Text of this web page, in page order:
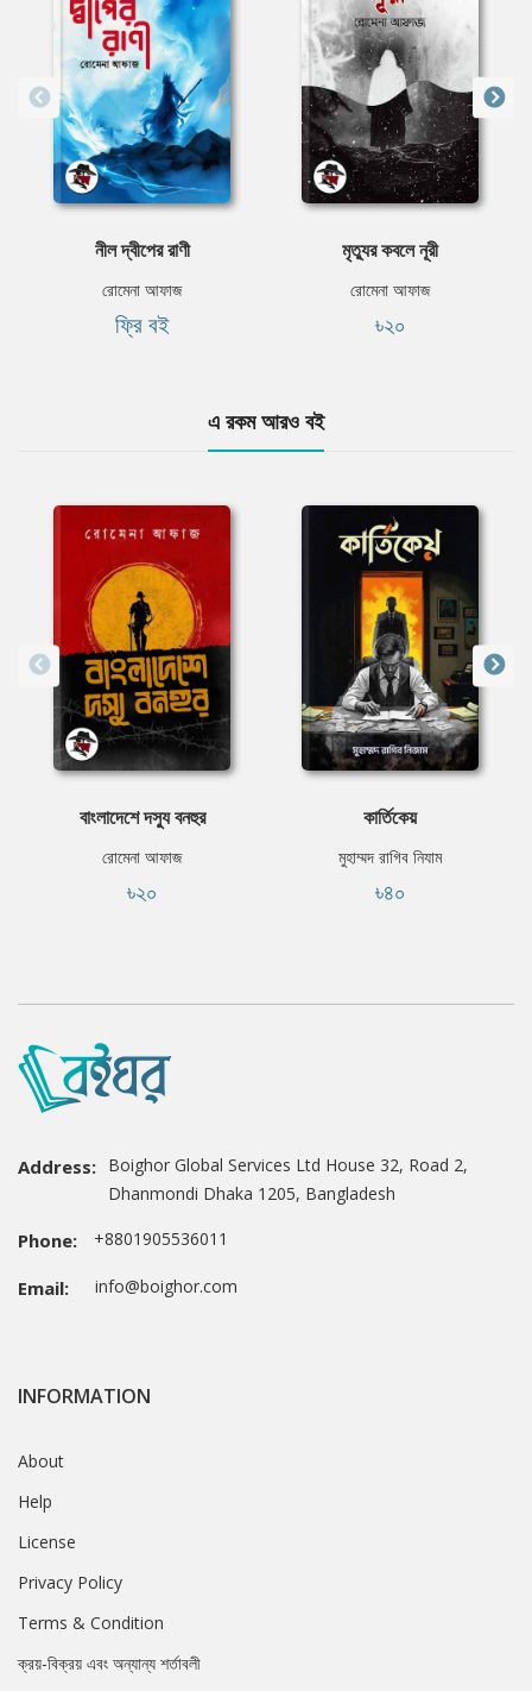
নীল দ্বীপের রাণী
রোমেনা আফাজ
ফ্রি বই
মৃত্যুর কবলে নূরী
রোমেনা আফাজ
৳২০
এ রকম আরও বই
বাংলাদেশে দস্যু বনহুর
রোমেনা আফাজ
৳২০
কার্তিকেয়
মুহাম্মদ রাগিব নিযাম
৳৪০
Address: Boighor Global Services Ltd House 32, Road 2,
Dhanmondi Dhaka 1205, Bangladesh
Phone: +8801905536011
Email: info@boighor.com
INFORMATION
About
Help
License
Privacy Policy
Terms & Condition
ক্রয়-বিক্রয় এবং অন্যান্য শর্তাবলী